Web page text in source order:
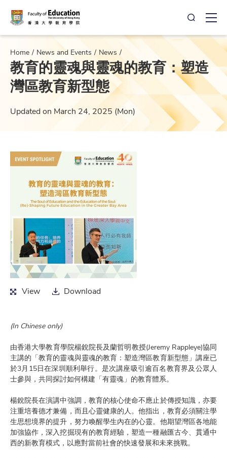
Open
Home News and Events News
教育的靈魂與靈魂的教育：塑造
灣區教育新型態
Updated on March 24, 2025 (Mon)
ViewView Download
Download
(In Chinese only)
由香港大學教育學院楊銳院長及蘭哲明教授(Jeremy Rappleye)協同
主講的「教育的靈魂與靈魂的教育：塑造灣區教育新型態」講座已
於3月15日在深圳順利舉行。是次講座吸引逾百名教育界及公眾人
士參與，共同探討如何構建「有靈魂」的教育體系。
楊銳院長在演講中強調，教育的核心使命不應止於傳授知識，亦要
注重培養德才兼備，而且心靈健康的人。他指出，教育必須關注學
生思想境界的提升，努力喚醒學生內在的心靈。他期望灣區各地能
加強協作，深入挖掘現有的教育經驗，塑造一種融匯古今、貫通中
西的新教育模式，以應對當前社會的快速發展和未來挑戰。